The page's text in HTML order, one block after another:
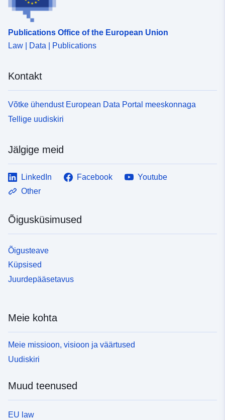
Publications Office of the European Union
Law | Data | Publications
Kontakt
Võtke ühendust European Data Portal meeskonnaga
Tellige uudiskiri
Jälgige meid
LinkedIn Facebook
Youtube
Other
Õigusküsimused
Õigusteave
Küpsised
Juurdepääsetavus
Meie kohta
Meie missioon, visioon ja väärtused
Uudiskiri
Muud teenused
EU law